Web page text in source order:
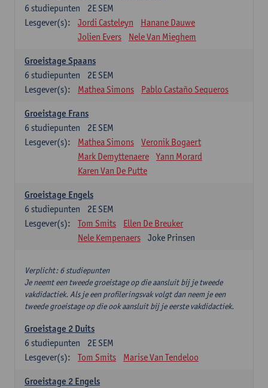
2E SEM
6 studiepunten
Lesgever(s):
Jordi Casteleyn
Hanane Dauwe
Jolien Evers
Nele Van Mieghem
Groeistage Spaans
2E SEM
6 studiepunten
Lesgever(s):
Mathea Simons Pablo Castaño Sequeros
Groeistage Frans
2E SEM
6 studiepunten
Lesgever(s):
Mathea Simons
Veronik Bogaert
Mark Demyttenaere
Yann Morard
Karen Van De Putte
Groeistage Engels
2E SEM
6 studiepunten
Lesgever(s):
Tom Smits
Ellen De Breuker
Nele Kempenaers
Joke Prinsen
Verplicht: 6 studiepunten
Je neemt een tweede groeistage op die aansluit bij je tweede
vakdidactiek. Als je een profileringsvak volgt dan neem je een
tweede groeistage op die ook aansluit bij je eerste vakdidactiek.
Groeistage 2 Duits
2E SEM
6 studiepunten
Lesgever(s):
Tom Smits Marise Van Tendeloo
Groeistage 2 Engels